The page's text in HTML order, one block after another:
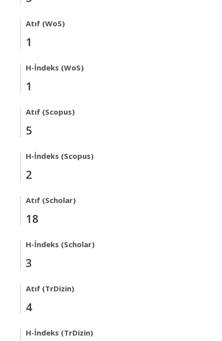
Atıf (WoS)
1
H-İndeks (WoS)
1
Atıf (Scopus)
5
H-İndeks (Scopus)
2
Atıf (Scholar)
18
H-İndeks (Scholar)
3
Atıf (TrDizin)
4
H-İndeks (TrDizin)